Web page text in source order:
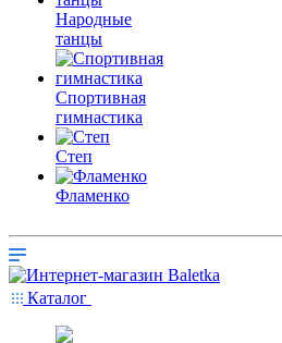
Народные
танцы
Спортивная
гимнастика
Степ
Фламенко
Каталог